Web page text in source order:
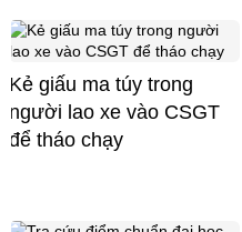
Kẻ giấu ma túy trong
người lao xe vào CSGT
để tháo chạy